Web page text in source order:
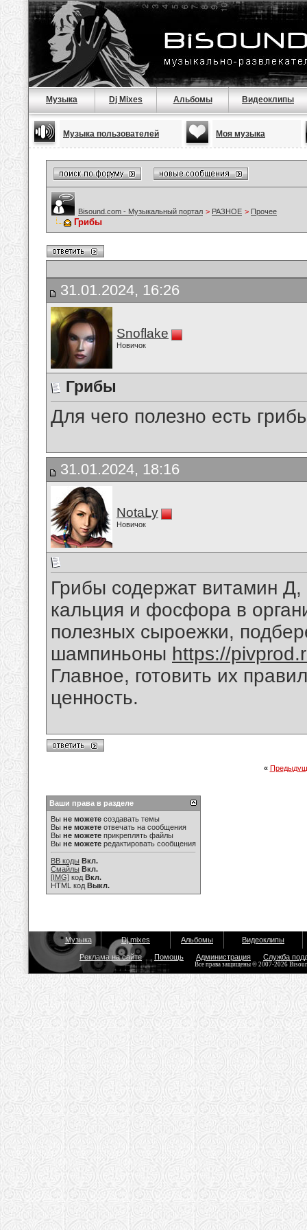
Музыка Dj Mixes Альбомы Видеоклипы
Музыка пользователей Моя музыка
Bisound.com - Музыкальный портал > РАЗНОЕ > Прочее
Грибы
31.01.2024, 16:26
Snoflake
Новичок
Грибы
Для чего полезно есть
31.01.2024, 18:16
NotaLy
Новичок
Грибы содержат витамин Д,
кальция и фосфора в
полезных сыроежки,
шампиньоны https://
Главное, готовить их
ценность.
«
Ваши права в разделе
Вы не можете создавать темы
Вы не можете отвечать на сообщения
Вы не можете прикреплять файлы
Вы не можете редактировать сообщения
BB коды Вкл.
Смайлы Вкл.
[IMG] код Вкл.
HTML код Выкл.
Музыка Dj mixes Альбомы Видеоклипы
Реклама на сайте Помощь Администрация Служба
Все права защищены © 2007-2026